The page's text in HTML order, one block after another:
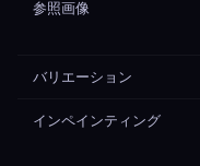
参照画像
バリエーション
インペインティング